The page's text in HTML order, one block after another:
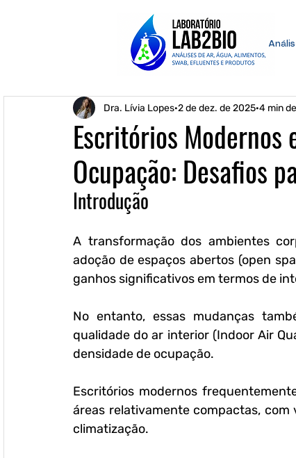
Escritórios
Ocupação: Desafios
Dra. Lívia Lopes 2 de dez. de 2025 4 min
Introdução
A transformação dos ambientes
adoção de espaços abertos (open
ganhos significativos em termos de
No entanto, essas mudanças
qualidade do ar interior (Indoor Air
densidade de ocupação.
Escritórios modernos
áreas relativamente compactas,
climatização.